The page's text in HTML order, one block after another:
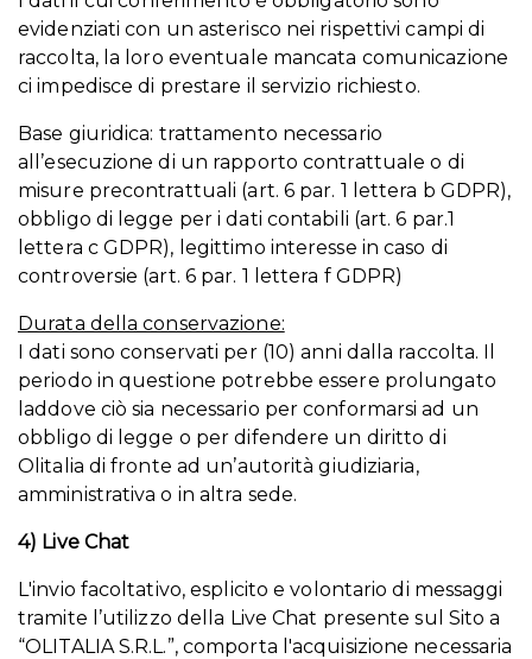
evidenziati con un asterisco nei rispettivi campi di
raccolta, la loro eventuale mancata comunicazione
ci impedisce di prestare il servizio richiesto.
Base giuridica: trattamento necessario
all’esecuzione di un rapporto contrattuale o di
misure precontrattuali (art. 6 par. 1 lettera b GDPR),
obbligo di legge per i dati contabili (art. 6 par.1
lettera c GDPR), legittimo interesse in caso di
controversie (art. 6 par. 1 lettera f GDPR)
Durata della conservazione:
I dati sono conservati per (10) anni dalla raccolta. Il
periodo in questione potrebbe essere prolungato
laddove ciò sia necessario per conformarsi ad un
obbligo di legge o per difendere un diritto di
Olitalia di fronte ad un’autorità giudiziaria,
amministrativa o in altra sede.
4) Live Chat
L'invio facoltativo, esplicito e volontario di messaggi
tramite l’utilizzo della Live Chat presente sul Sito a
“OLITALIA S.R.L.”, comporta l'acquisizione necessaria